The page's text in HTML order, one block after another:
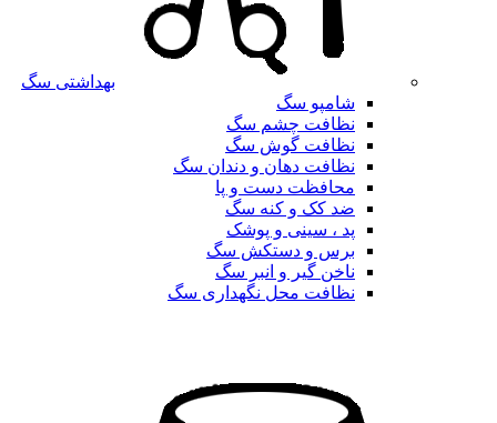
بهداشتی سگ
شامپو سگ
نظافت چشم سگ
نظافت گوش سگ
نظافت دهان و دندان سگ
محافظت دست و پا
ضد کک و کنه سگ
پد ، سینی و پوشک
برس و دستکش سگ
ناخن گیر و انبر سگ
نظافت محل نگهداری سگ